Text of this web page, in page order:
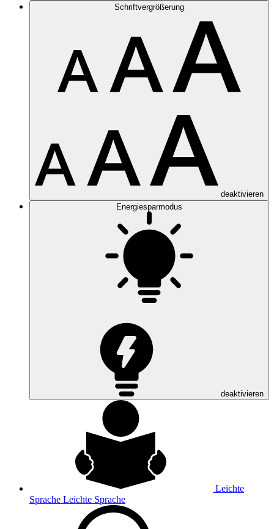
Schriftvergrößerung
deaktivieren
Energiesparmodus
deaktivieren
Leichte
Sprache Leichte Sprache